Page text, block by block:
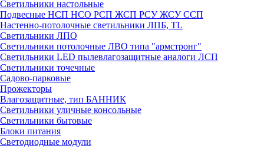
Светильники настольные
Подвесные НСП НСО РСП ЖСП РСУ ЖСУ ССП
Настенно-потолочные светильники ЛПБ, TL
Светильники ЛПО
Светильники потолочные ЛВО типа "армстронг"
Светильники LED пылевлагозащитные аналоги ЛСП
Светильники точечные
Садово-парковые
Прожекторы
Влагозащитные, тип БАННИК
Светильники уличные консольные
Светильники бытовые
Блоки питания
Светодиодные модули